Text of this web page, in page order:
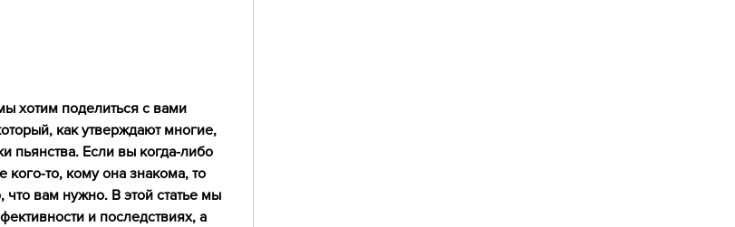
хотим поделиться с вами
как утверждают многие,
пьянства. Если вы когда-либо
кого-то, кому она знакома, то
вам нужно. В этой статье мы
и последствиях, а